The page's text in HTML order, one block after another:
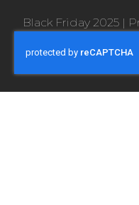
Black Friday 2025 |